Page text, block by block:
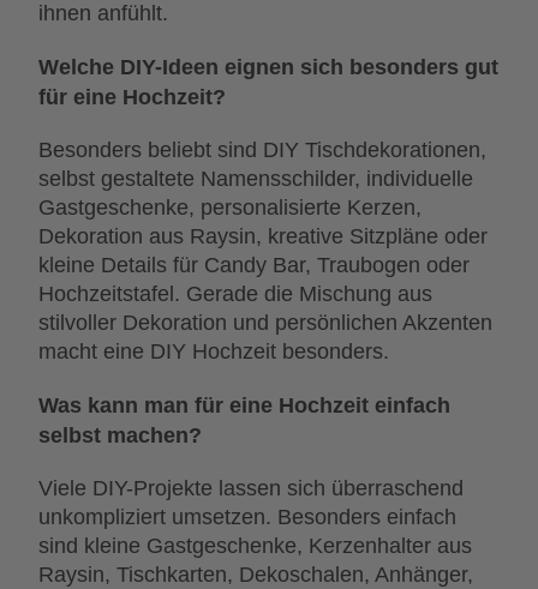
ihnen anfühlt.
Welche DIY-Ideen eignen sich besonders gut
für eine Hochzeit?
Besonders beliebt sind DIY Tischdekorationen,
selbst gestaltete Namensschilder, individuelle
Gastgeschenke, personalisierte Kerzen,
Dekoration aus Raysin, kreative Sitzpläne oder
kleine Details für Candy Bar, Traubogen oder
Hochzeitstafel. Gerade die Mischung aus
stilvoller Dekoration und persönlichen Akzenten
macht eine DIY Hochzeit besonders.
Was kann man für eine Hochzeit einfach
selbst machen?
Viele DIY-Projekte lassen sich überraschend
unkompliziert umsetzen. Besonders einfach
sind kleine Gastgeschenke, Kerzenhalter aus
Raysin, Tischkarten, Dekoschalen, Anhänger,